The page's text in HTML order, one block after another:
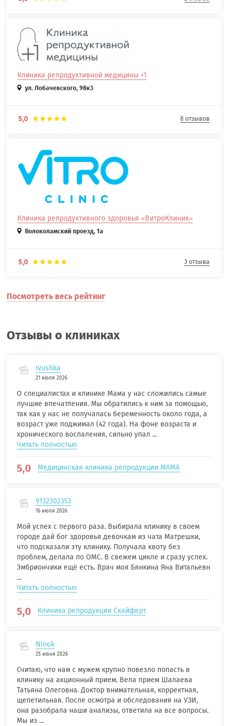
Клиника репродуктивной медицины +1
ул. Лобачевского, 98к3
5,0 8 отзывов
Клиника репродуктивного здоровья «ВитроКлиник»
Волоколамский проезд, 1а
5,0 3 отзыва
Посмотреть весь рейтинг
Отзывы о клиниках
Ivushka
21 июля 2026
О специалистах и клинике Мама у нас сложились самые
лучшие впечатления. Мы обратились к ним за помощью,
так как у нас не получалась беременность около года, а
возраст уже поджимал (42 года). На фоне возраста и
хронического воспаления, сильно упал ...
Читать полностью
5,0 Медицинская клиника репродукции МАМА
9132302353
16 июля 2026
Мой успех с первого раза. Выбирала клинику в своем
городе дай бог здоровья девочкам из чата Матрешки,
что подсказали эту клинику. Получала квоту без
проблем, делала по ОМС. В свежем цикле и сразу успех.
Эмбриончики ещё есть. Врач моя Бянкина Яна Витальевн
...
Читать полностью
5,0 Клиника репродукции Скайферт
Ninok
25 июня 2026
Считаю, что нам с мужем крупно повезло попасть в
клинику на акционный прием. Вела прием Шалаева
Татьяна Олеговна. Доктор внимательная, корректная,
щепетильная. После осмотра и обследования на УЗИ,
она разобрала наши анализы, ответила на все вопросы.
Мы из ...